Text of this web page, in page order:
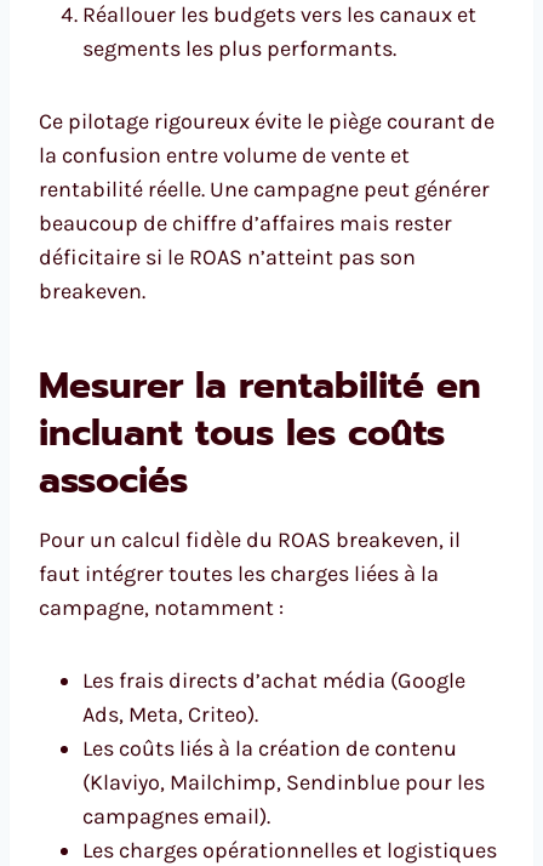
Réallouer les budgets vers les canaux et
segments les plus performants.
Ce pilotage rigoureux évite le piège courant de
la confusion entre volume de vente et
rentabilité réelle. Une campagne peut générer
beaucoup de chiffre d’affaires mais rester
déficitaire si le ROAS n’atteint pas son
breakeven.
Mesurer la rentabilité en
incluant tous les coûts
associés
Pour un calcul fidèle du ROAS breakeven, il
faut intégrer toutes les charges liées à la
campagne, notamment :
Les frais directs d’achat média (Google
Ads, Meta, Criteo).
Les coûts liés à la création de contenu
(Klaviyo, Mailchimp, Sendinblue pour les
campagnes email).
Les charges opérationnelles et logistiques